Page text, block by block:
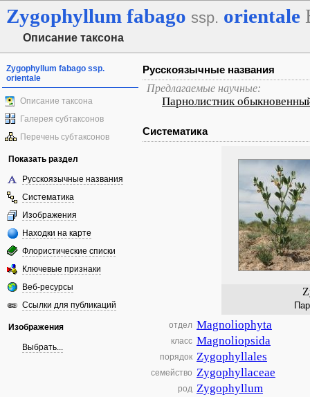
Zygophyllum fabago ssp. orientale
Описание таксона
Zygophyllum fabago ssp.
orientale
Описание таксона
Галерея субтаксонов
Перечень субтаксонов
Показать раздел
Русскоязычные названия
Систематика
Изображения
Находки на карте
Флористические списки
Ключевые признаки
Веб-ресурсы
Ссылки для публикаций
Изображения
Выбрать...
Русскоязычные названия
Предлагаемые научные:
Парнолистник
Систематика
отдел Magnoliophyta
класс Magnoliopsida
порядок Zygophyllales
семейство Zygophyllaceae
род Zygophyllum